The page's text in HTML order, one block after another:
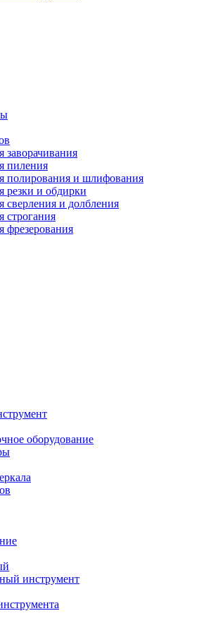
заворачивания
пиления
полирования и шлифования
резки и обдирки
сверления и долбления
строгания
фрезерования
оборудование
инструмент